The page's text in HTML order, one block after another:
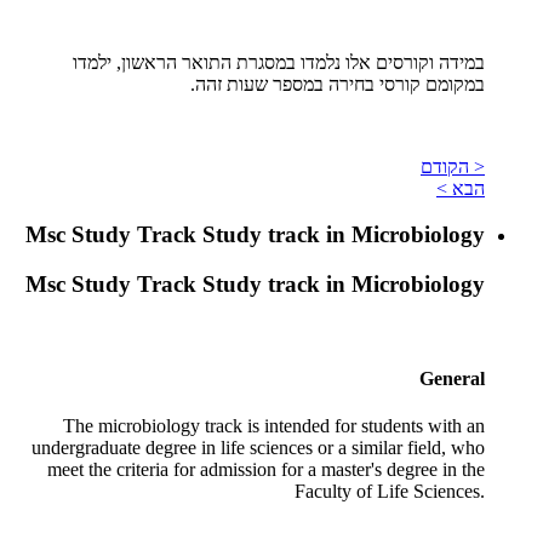
במידה וקורסים אלו נלמדו במסגרת התואר הראשון, ילמדו
במקומם קורסי בחירה במספר שעות זהה.
< הקודם
הבא >
Msc Study Track Study track in Microbiology
Msc Study Track Study track in Microbiology
General
The microbiology track is intended for students with an
undergraduate degree in life sciences or a similar field, who
meet the criteria for admission for a master's degree in the
Faculty of Life Sciences.